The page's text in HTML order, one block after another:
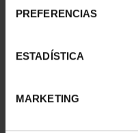
PREFERENCIAS
ESTADÍSTICA
MARKETING